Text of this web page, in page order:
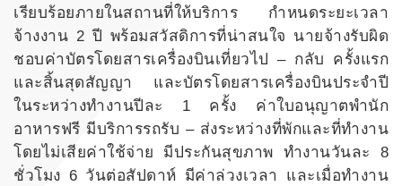
เรียบร้อยภายในสถานที่ให้บริการ กำหนดระยะเวลา
จ้างงาน 2 ปี พร้อมสวัสดิการที่น่าสนใจ นายจ้างรับผิด
ชอบค่าบัตรโดยสารเครื่องบินเที่ยวไป – กลับ ครั้งแรก
และสิ้นสุดสัญญา และบัตรโดยสารเครื่องบินประจำปี
ในระหว่างทำงานปีละ 1 ครั้ง ค่าใบอนุญาตพำนัก
อาหารฟรี มีบริการรถรับ – ส่งระหว่างที่พักและที่ทำงาน
โดยไม่เสียค่าใช้จ่าย มีประกันสุขภาพ ทำงานวันละ 8
ชั่วโมง 6 วันต่อสัปดาห์ มีค่าล่วงเวลา และเมื่อทำงาน